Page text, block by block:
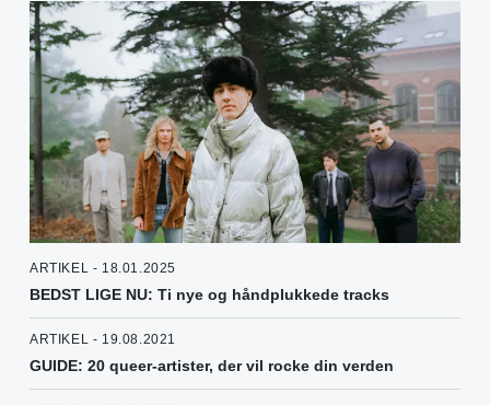
ARTIKEL - 18.01.2025
BEDST LIGE NU: Ti nye og håndplukkede tracks
ARTIKEL - 19.08.2021
GUIDE: 20 queer-artister, der vil rocke din verden